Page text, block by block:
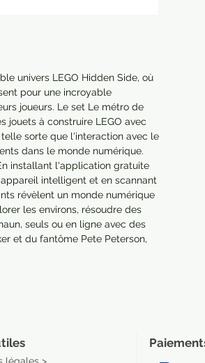
univers LEGO Hidden Side, où
pour une incroyable
joueurs. Le set Le métro de
jouets à construire LEGO avec
sorte que l'interaction avec le
dans le monde numérique.
installant l'application gratuite
intelligent et en scannant
révèlent un monde numérique
les environs, résoudre des
seuls ou en ligne avec des
et du fantôme Pete Peterson,